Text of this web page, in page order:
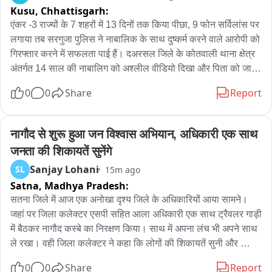
Kusu, Chhattisgarh:
एंकर -3 राज्यों के 7 शहरों में 13 दिनों तक किया पीछा, 9 फोन सर्विलांस पर
लगाया तब सरगुजा पुलिस ने नाबालिक के साथ दुष्कर्म करने वाले आरोपी को
गिरफ्तार करने में सफलता पाई हैं। दअरसल जिले के कोतवाली थाना क्षेत्र
अंतर्गत 14 साल की नाबालिग को अश्लील वीडियो दिखा और पिता को जान
पुलिस ने बिहार के पटना से उसकी एक महिला मित्र के साथ गिरफ्तार कर
गिरफ्तार करने पुलिस ने उसके परिवार के करीब 9 लोगों का फोन सर्विलांस
पर लगाया था। इसी के आधार पर उसका सुराग मिला। दुष्कर्म की घटना 20
जुलाई की रात की है। घटना के बाद से ही आरोपी फरार हो गया था। आरोपी
को पकड़ने के लिए दो विशेष टीम गठित की गई थी। दोनों टीमों ने पिछले 13
दिनों से तीन राज्य और 7 से अधिक शहर और करीब 3000 किमी का सफर
तय किया और आरोपी का पीछा करते हुए उस तक पहुंची। आरोपी झारखंड
के देवघर में दो दिनों तक छिपा था, जैसे पुलिस वहां पहुंची, वह पहले ही होटल
छोड़ चुका था। इसके बाद वह पुरी और बाबाधाम भी गया। उसे 5 अगस्त
शाम पटना से गिरफ्तार किया। आरोपी परिवार वालों से बात करने के लिए
0 0 Share Report
नागौद से शुरू हुआ जन विश्वास अभियान, अधिकारी एक साथ
जनता की शिकायतें सुनेंगे
SL Sanjay Lohani 15m ago
Satna, Madhya Pradesh:
सतना जिले में आज एक अनोखा दृश्य जिले के अधिकारियों आया सामने।
जहां पर जिला कलेक्टर एसपी सहित आला अधिकारी एक साथ ट्रैवलर गाड़ी
में बैठकर नागौद कस्बे का निरक्षण किया। साथ में अपना लंच भी अपने साथ
ले रखा। वही जिला कलेक्टर ने कहा कि लोगों की शिकायतें सुनी और
0 0 Share Report